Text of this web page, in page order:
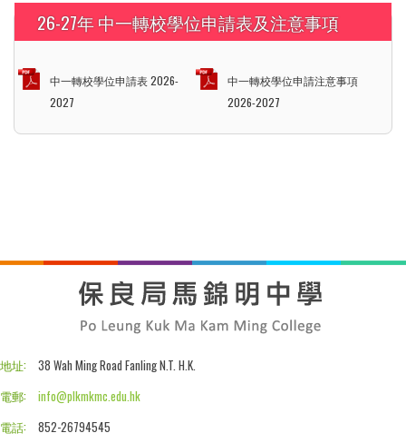
26-27年 中一轉校學位申請表及注意事項
中一轉校學位申請表 2026-
2027
中一轉校學位申請注意事項
2026-2027
地址:
38 Wah Ming Road Fanling N.T. H.K.
電郵:
info@plkmkmc.edu.hk
電話:
852-26794545